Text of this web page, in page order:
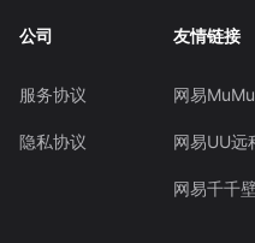
公司
服务协议
隐私协议
友情链接
网易
网易UU远
网易千千